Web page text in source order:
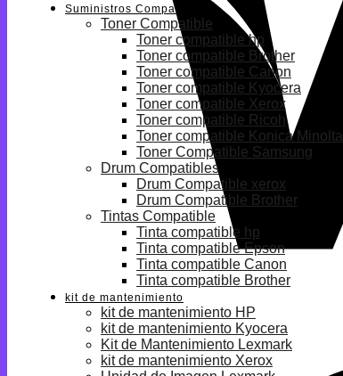
Suministros Compatibles
Toner Compatible
Toner compatible hp
Toner compatible Brother
Toner compatible Canon
Toner compatible Kyocera
Toner compatible Xerox
Toner compatible Ricoh
Toner compatible Konica Minolta
Toner Compatible Samsung
Drum Compatibles
Drum Compatible xerox
Drum Compatible Brother
Tintas Compatible
Tinta compatible hp
Tinta compatible Epson
Tinta compatible Canon
Tinta compatible Brother
kit de mantenimiento
kit de mantenimiento HP
kit de mantenimiento Kyocera
Kit de Mantenimiento Lexmark
kit de mantenimiento Xerox